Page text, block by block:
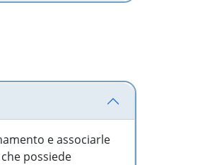
e associarle
possiede